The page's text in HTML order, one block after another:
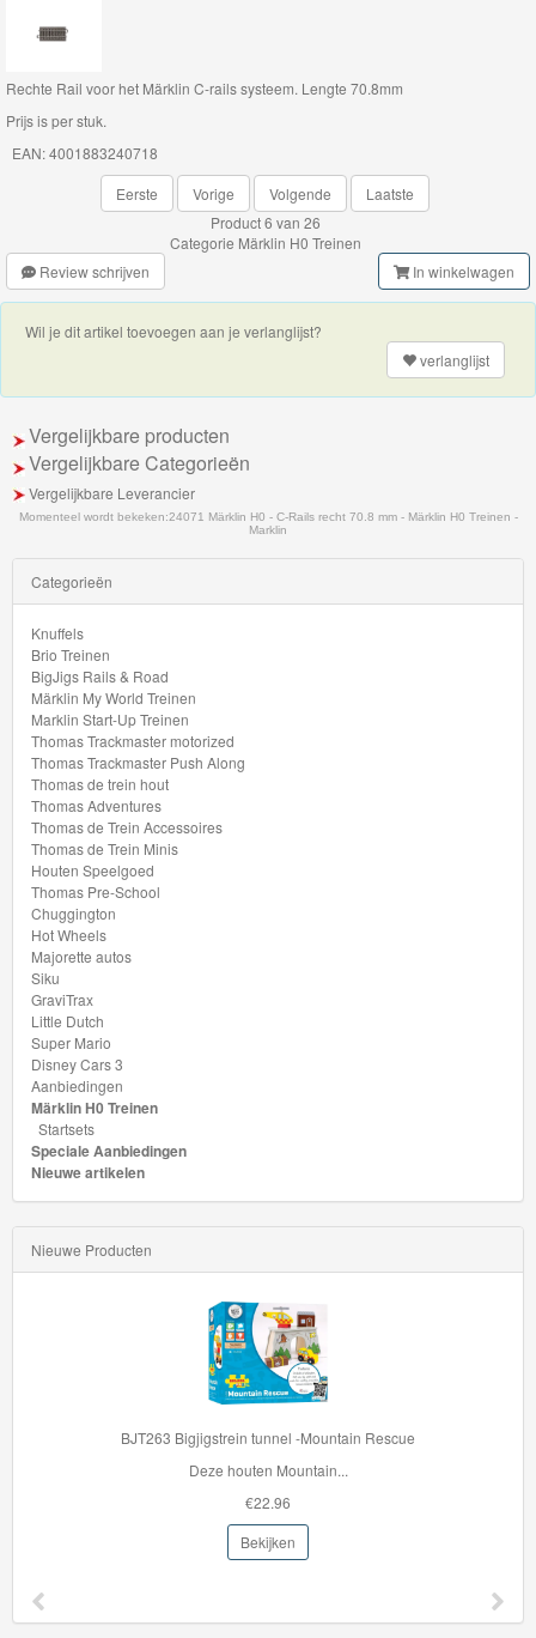
Along
de
trein
Adventures
Thomas
Trein
Accessoires
Thomas
de
Minis
Houten
Speelgoed
Thomas
Pre-
School
Chuggington
Hot
Wheels
Majorette
autos
Siku
GraviTrax
Little
Dutch
Super
Treinen
Rechte Rail voor het Märklin C-rails systeem. Lengte 70.8mm
Prijs is per stuk.
EAN: 4001883240718
Eerste
Vorige Volgende
Laatste
Product 6 van 26
Categorie Märklin H0 Treinen
Review schrijven
In winkelwagen
Wil je dit artikel toevoegen aan je verlanglijst?
verlanglijst
Vergelijkbare producten
Vergelijkbare Categorieën
Vergelijkbare Leverancier
Momenteel wordt bekeken:24071 Märklin H0 - C-Rails recht 70.8 mm - Märklin H0 Treinen -
Marklin
Categorieën
Knuffels
Brio Treinen
BigJigs Rails & Road
Märklin My World Treinen
Marklin Start-Up Treinen
Thomas Trackmaster motorized
Thomas Trackmaster Push Along
Thomas de trein hout
Thomas Adventures
Thomas de Trein Accessoires
Thomas de Trein Minis
Houten Speelgoed
Thomas Pre-School
Chuggington
Hot Wheels
Majorette autos
Siku
GraviTrax
Little Dutch
Super Mario
Disney Cars 3
Aanbiedingen
Märklin H0 Treinen
Startsets
Speciale Aanbiedingen
Nieuwe artikelen
Nieuwe Producten
BJT263 Bigjigstrein tunnel -Mountain Rescue
Deze houten Mountain...
€22.96
Bekijken